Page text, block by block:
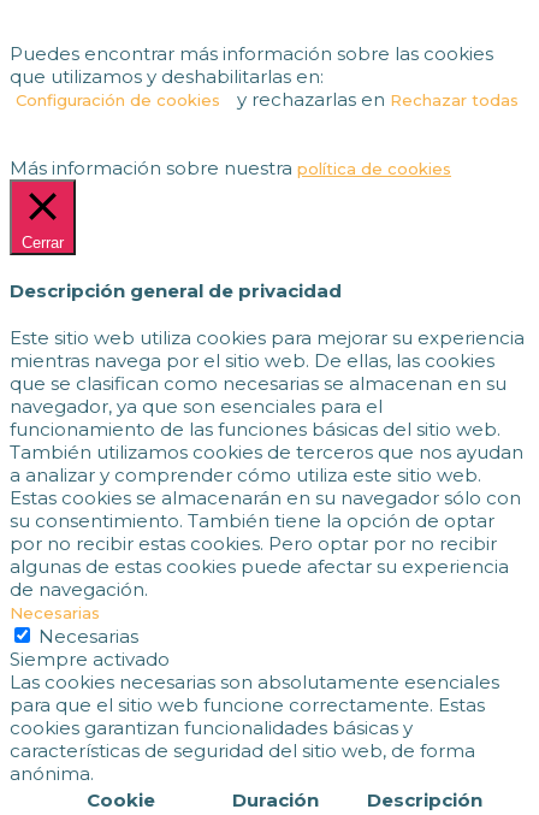
Puedes encontrar más información sobre las cookies
que utilizamos y deshabilitarlas en:
Configuración de cookies y rechazarlas en Rechazar todas
Más información sobre nuestra política de cookies
Cerrar
Descripción general de privacidad
Este sitio web utiliza cookies para mejorar su experiencia
mientras navega por el sitio web. De ellas, las cookies
que se clasifican como necesarias se almacenan en su
navegador, ya que son esenciales para el
funcionamiento de las funciones básicas del sitio web.
También utilizamos cookies de terceros que nos ayudan
a analizar y comprender cómo utiliza este sitio web.
Estas cookies se almacenarán en su navegador sólo con
su consentimiento. También tiene la opción de optar
por no recibir estas cookies. Pero optar por no recibir
algunas de estas cookies puede afectar su experiencia
de navegación.
Necesarias
Necesarias
Siempre activado
Las cookies necesarias son absolutamente esenciales
para que el sitio web funcione correctamente. Estas
cookies garantizan funcionalidades básicas y
características de seguridad del sitio web, de forma
anónima.
Cookie
Duración Descripción